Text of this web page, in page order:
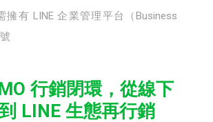
擁有 LINE 企業管理平台（Business
行銷閉環，從線下
LINE 生態再行銷